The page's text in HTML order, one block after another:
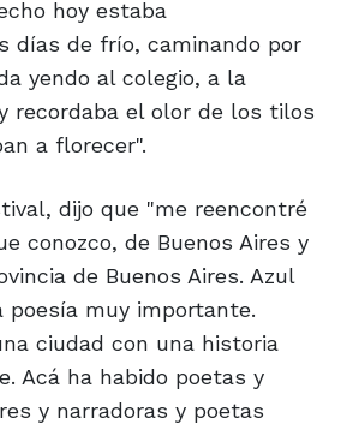
hoy estaba
días de frío, caminando por
yendo al colegio, a la
recordaba el olor de los tilos
a florecer".
dijo que "me reencontré
conozco, de Buenos Aires y
de Buenos Aires. Azul
poesía muy importante.
ciudad con una historia
Acá ha habido poetas y
y narradoras y poetas